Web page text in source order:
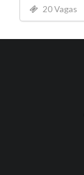
20 Vagas